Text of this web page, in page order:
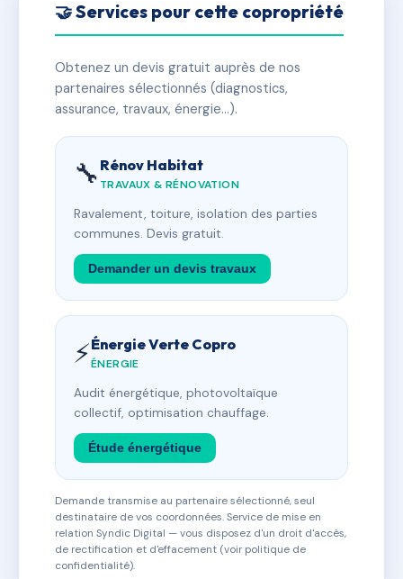
🤝 Services pour cette copropriété
Obtenez un devis gratuit auprès de nos
partenaires sélectionnés (diagnostics,
assurance, travaux, énergie…).
🔧 Rénov Habitat
TRAVAUX & RÉNOVATION
Ravalement, toiture, isolation des parties
communes. Devis gratuit.
Demander un devis travaux
⚡Énergie Verte Copro
ÉNERGIE
Audit énergétique, photovoltaïque
collectif, optimisation chauffage.
Étude énergétique
Demande transmise au partenaire sélectionné, seul
destinataire de vos coordonnées. Service de mise en
relation Syndic Digital — vous disposez d'un droit d'accès,
de rectification et d'effacement (voir politique de
confidentialité).